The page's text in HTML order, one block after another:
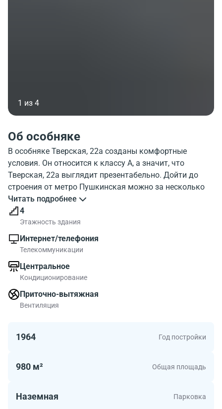
1 из 4
Об особняке
В особняке Тверская, 22а созданы комфортные
условия. Он относится к классу A, а значит, что
Тверская, 22а выглядит презентабельно. Дойти до
строения от метро Пушкинская можно за несколько
минут. На изображении хорошо виден внешний облик
строения. Окружение особняка Tverskaya 22 хорошо
можно увидеть на карте. В районе БЦ есть много
объектов инфраструктуры
Всего в здании 980 м2 коммерческих помещений.
Особняк Тверская, 22а выбирают те кто выбирает
престиж, респектабельность, высокую транспортную
доступность.
Читать подробнее
4
Этажность здания
Интернет/телефония
Телекоммуникации
Центральное
Кондиционирование
Приточно-вытяжная
Вентиляция
1964 Год постройки
980 м² Общая площадь
Наземная Парковка